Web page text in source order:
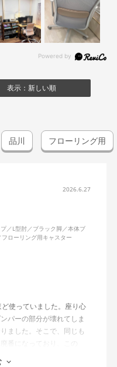
表示：新しい順
品川 フローリング用
2026.6.27
／L型肘／ブラック脚／本体ブ
ローリング用キャスター
使っていました。座り心
パーの部分が壊れてしま
ました。そこで、同じも
番になっており、この
ですが、使っているうち